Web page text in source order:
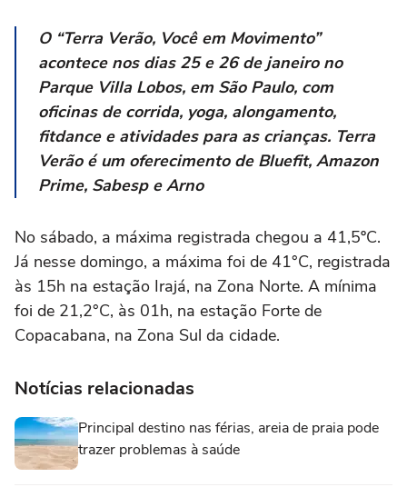
O “Terra Verão, Você em Movimento”
acontece nos dias 25 e 26 de janeiro no
Parque Villa Lobos, em São Paulo, com
oficinas de corrida, yoga, alongamento,
fitdance e atividades para as crianças. Terra
Verão é um oferecimento de Bluefit, Amazon
Prime, Sabesp e Arno
No sábado, a máxima registrada chegou a 41,5ºC.
Já nesse domingo, a máxima foi de 41°C, registrada
às 15h na estação Irajá, na Zona Norte. A mínima
foi de 21,2°C, às 01h, na estação Forte de
Copacabana, na Zona Sul da cidade.
Notícias relacionadas
Principal destino nas férias, areia de praia pode
trazer problemas à saúde